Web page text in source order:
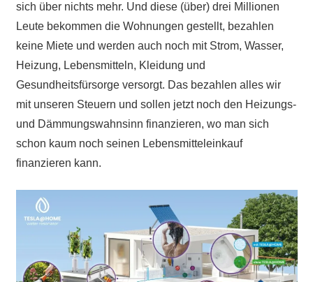
sich über nichts mehr. Und diese (über) drei Millionen
Leute bekommen die Wohnungen gestellt, bezahlen
keine Miete und werden auch noch mit Strom, Wasser,
Heizung, Lebensmitteln, Kleidung und
Gesundheitsfürsorge versorgt. Das bezahlen alles wir
mit unseren Steuern und sollen jetzt noch den Heizungs-
und Dämmungswahnsinn finanzieren, wo man sich
schon kaum noch seinen Lebensmitteleinkauf
finanzieren kann.